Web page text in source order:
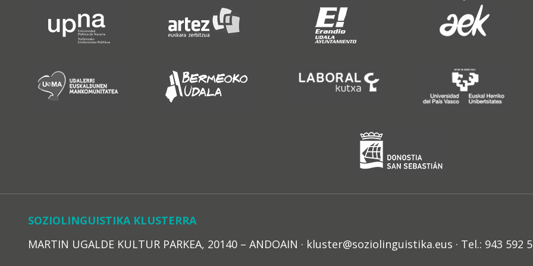
SOZIOLINGUISTIKA KLUSTERRA
MARTIN UGALDE KULTUR PARKEA, 20140 – ANDOAIN · kluster@soziolinguistika.eus · Tel.: 943 592